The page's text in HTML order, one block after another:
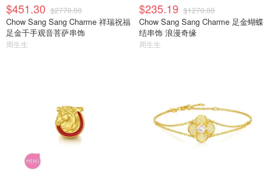
$451.30 $2770.00
Chow Sang Sang Charme 祥瑞祝福
足金千手观音菩萨串饰
周生生
$235.19 $1270.00
Chow Sang Sang Charme 足金蝴蝶
结串饰 浪漫奇缘
周生生